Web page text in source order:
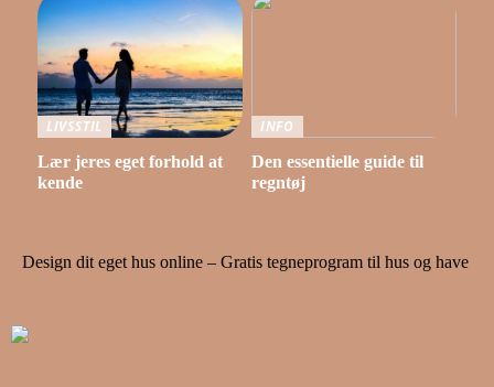
LIVSSTIL
Lær jeres eget forhold at
kende
INFO
Den essentielle guide til
regntøj
Design dit eget hus online – Gratis tegneprogram til hus og have